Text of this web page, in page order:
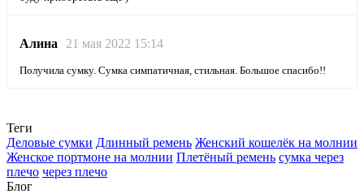
Алина 21 мая 2022 15:14
Получила сумку. Сумка симпатичная, стильная. Большое спасибо!!
Теги
Деловые сумки Длинный ремень Женский кошелёк на молнии
Женское портмоне на молнии Плетёный ремень сумка через
плечо через плечо
Блог